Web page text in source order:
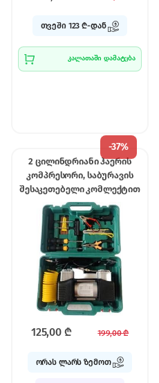
თვეში 123 ₾-დან
კალათაში დამატება
-37%
2 ცილინდრიანი ჰაერის
კომპრესორი, საბურავის
შესაკეთებელი კომლექტით
125,00 ₾ 199,00₾
ორას ლარს ზემოთ